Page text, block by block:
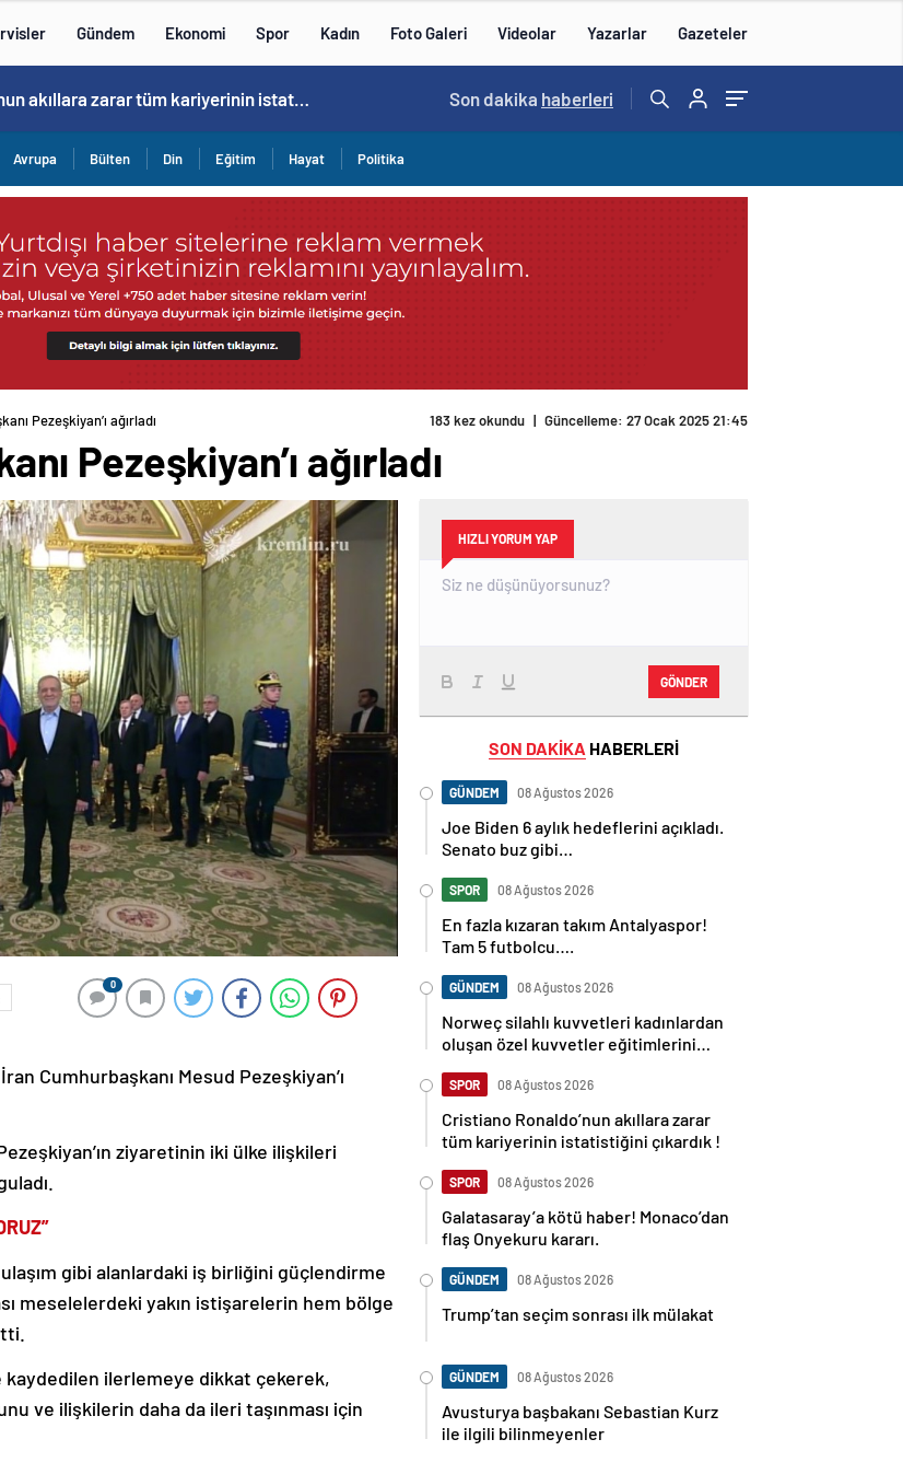
Gündem Ekonomi Spor Kadın Foto Galeri Videolar Yazarlar Gazeteler
Cristiano Ronaldo’nun akıllara zarar tüm kariyerinin istatistiğini çıkardık ! 14:57 /
Son dakika haberleri
Avrupa Bülten Din Eğitim Hayat Politika
Pezeşkiyan’ı ağırladı 183 kez okundu | Güncelleme: 27 Ocak 2025 21:45
Pezeşkiyan’ı ağırladı
0
Cumhurbaşkanı Mesud Pezeşkiyan’ı
ziyaretinin iki ülke ilişkileri
gibi alanlardaki iş birliğini güçlendirme
meselelerdeki yakın istişarelerin hem bölge
ilerlemeye dikkat çekerek,
ve ilişkilerin daha da ileri taşınması için
HIZLI YORUM YAP
GÖNDER
SON DAKİKA HABERLERİ
GÜNDEM 08 Ağustos 2026
Joe Biden 6 aylık hedeflerini açıkladı.
Senato buz gibi…
SPOR 08 Ağustos 2026
En fazla kızaran takım Antalyaspor!
Tam 5 futbolcu….
GÜNDEM 08 Ağustos 2026
Norweç silahlı kuvvetleri kadınlardan
oluşan özel kuvvetler eğitimlerini
SPOR 08 Ağustos 2026
Cristiano Ronaldo’nun akıllara zarar
tüm kariyerinin istatistiğini çıkardık !
SPOR 08 Ağustos 2026
Galatasaray’a kötü haber! Monaco’dan
flaş Onyekuru kararı.
GÜNDEM 08 Ağustos 2026
Trump’tan seçim sonrası ilk mülakat
GÜNDEM 08 Ağustos 2026
Avusturya başbakanı Sebastian Kurz
ile ilgili bilinmeyenler